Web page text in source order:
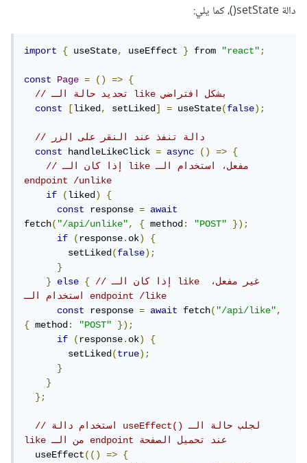
دالة setState()، كما يلي:
import { useState, useEffect } from "react";
const Page = () =>
{
// تحديد حالة الـ like بشكل افتراضي
const
[liked, setLiked] = useState(false);
// دالة تنفذ عند النقر على الزر
const
handleLikeClick = async () =>
{
// إذا كان الـ like مفعل، استخدام الـ
endpoint /unlike
if
(liked)
{
const
response =
await
fetch("/api/unlike", { method: "POST"
});
if
(response.ok)
{
setLiked(false);
}
}
else {
// إذا كان الـ like غير مفعل،
استخدام الـ endpoint /like
const
response = await fetch("/api/like",
{ method: "POST"
});
if
(response.ok)
{
setLiked(true);
}
}
};
// استخدام دالة useEffect() لجلب حالة الـ
like من الـ endpoint عند تحميل الصفحة
useEffect(() =>
{